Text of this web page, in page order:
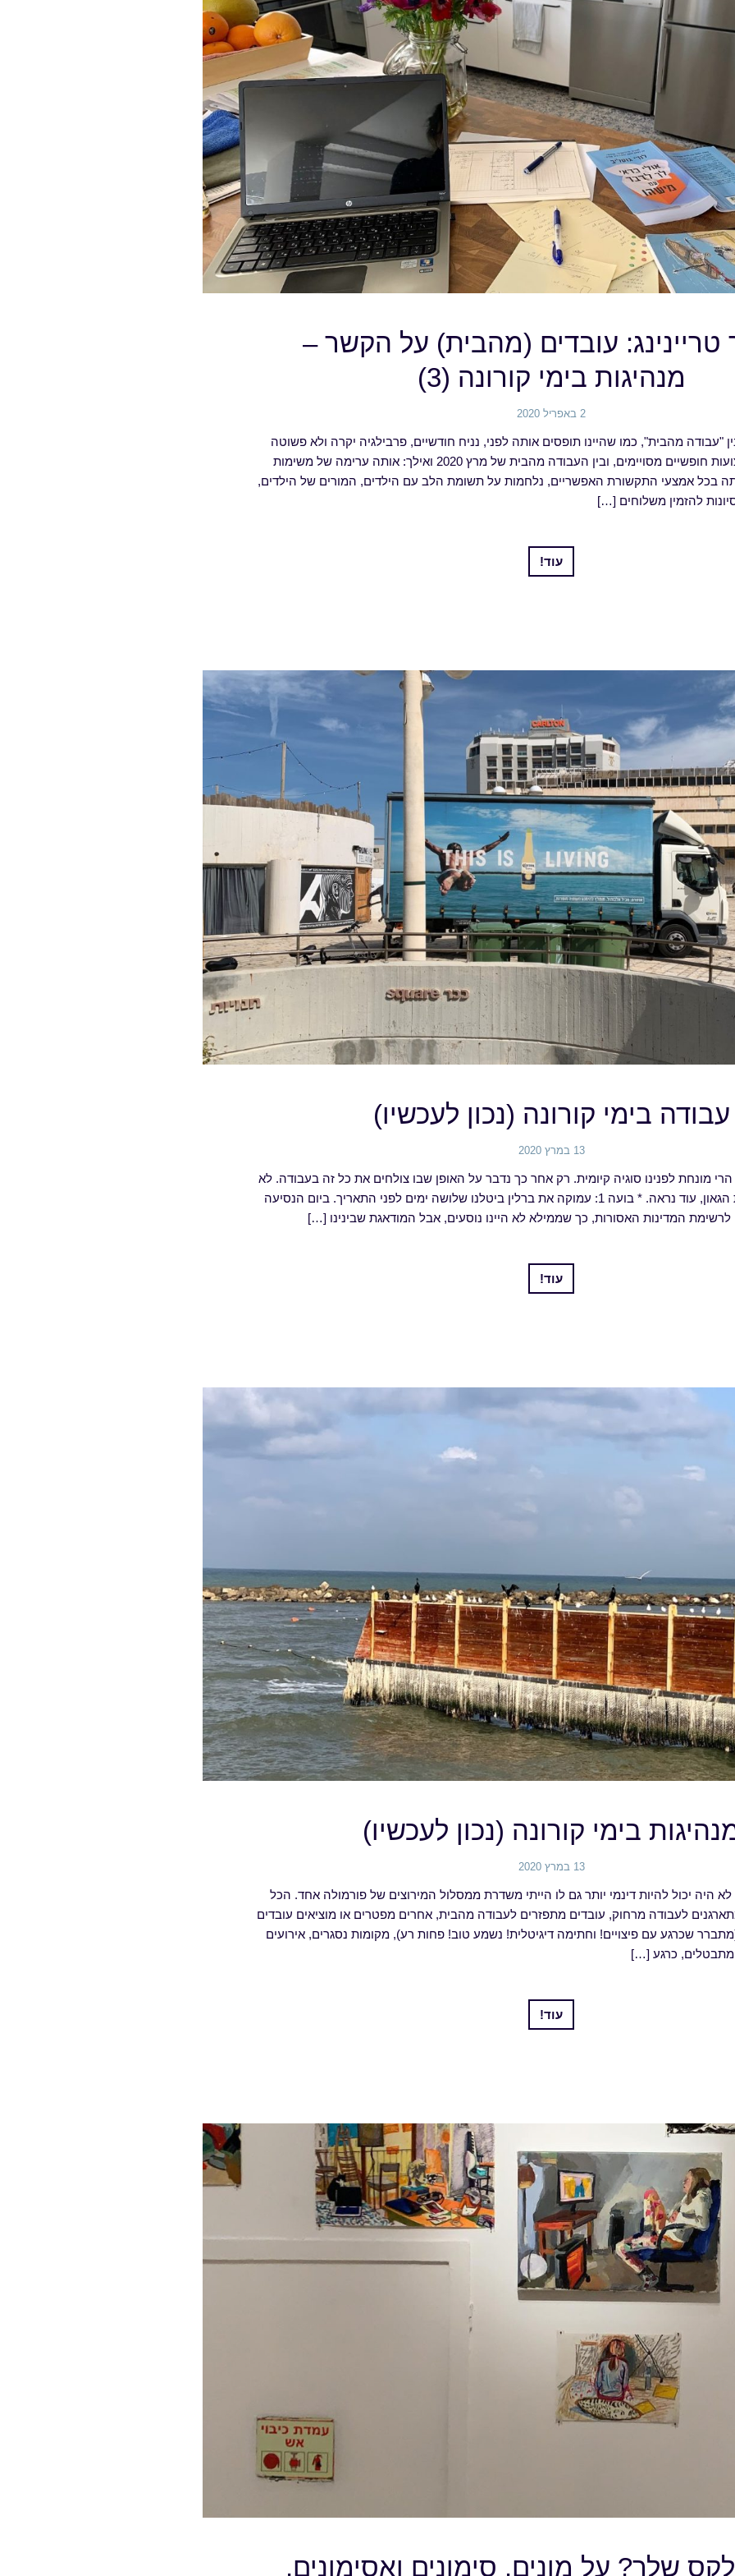
טריינינג: עובדים (מהבית) על הקשר –
מנהיגות בימי קורונה (3)
2 באפריל 2020
"עבודה מהבית", כמו שהיינו תופסים אותה לפני, נניח חודשיים, פרבילגיה יקרה ולא פשוטה
לתיחזוק של בעלי מקצועות חופשיים מסויימים, ובין העבודה מהבית של מרץ 2020 ואילך: אותה ערימה של משימות
בכל אמצעי התקשורת האפשריים, נלחמות על תשומת הלב עם הילדים, המורים של הילדים,
להזמין משלוחים […]
עוד!
עבודה בימי קורונה (נכון לעכשיו)
13 במרץ 2020
מונחת לפנינו סוגיה קיומית. רק אחר כך נדבר על האופן שבו צולחים את כל זה בעבודה. לא
בטוח שתהיה פה פינת הגאון, עוד נראה. * בועה 1: עמוקה את ברלין ביטלנו שלושה ימים לפני התאריך. ביום הנסיעה
לרשימת המדינות האסורות, כך שממילא לא היינו נוסעים, אבל המודאגת שבינינו […]
עוד!
בימי קורונה (נכון לעכשיו)
13 במרץ 2020
היה יכול להיות דינמי יותר גם לו הייתי משדרת ממסלול המירוצים של פורמולה אחד. הכל
מתארגנים לעבודה מרחוק, עובדים מתפזרים לעבודה מהבית, אחרים מפטרים או מוציאים עובדים
שכרגע עם פיצויים! וחתימה דיגיטלית! נשמע טוב! פחות רע), מקומות נסגרים, אירועים
כרגע […]
עוד!
שלך? על מונים, סימונים ואסימונים,